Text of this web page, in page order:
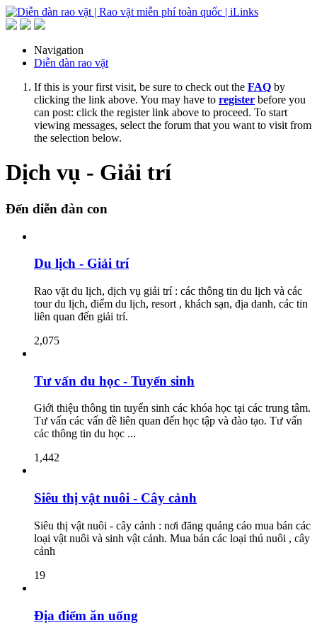
Navigation
Diễn đàn rao vặt
If this is your first visit, be sure to check out the FAQ by
clicking the link above. You may have to register before you
can post: click the register link above to proceed. To start
viewing messages, select the forum that you want to visit from
the selection below.
Dịch vụ - Giải trí
Đến diễn đàn con
Du lịch - Giải trí
Rao vặt du lịch, dịch vụ giải trí : các thông tin du lịch và các
tour du lịch, điểm du lịch, resort , khách sạn, địa danh, các tin
liên quan đến giải trí.
2,075
Tư vấn du học - Tuyển sinh
Giới thiệu thông tin tuyển sinh các khóa học tại các trung tâm.
Tư vấn các vấn đề liên quan đến học tập và đào tạo. Tư vấn
các thông tin du học ...
1,442
Siêu thị vật nuôi - Cây cảnh
Siêu thị vật nuôi - cây cảnh : nơi đăng quảng cáo mua bán các
loại vật nuôi và sinh vật cảnh. Mua bán các loại thú nuôi , cây
cảnh
19
Địa điểm ăn uống